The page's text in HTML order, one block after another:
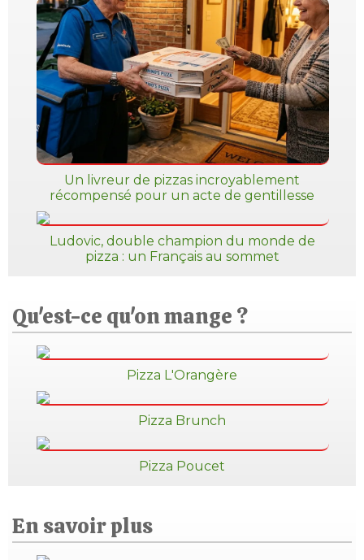
Un livreur de pizzas incroyablement
récompensé pour un acte de gentillesse
Ludovic, double champion du monde de
pizza : un Français au sommet
Qu'est-ce qu'on mange ?
Pizza L'Orangère
Pizza Brunch
Pizza Poucet
En savoir plus